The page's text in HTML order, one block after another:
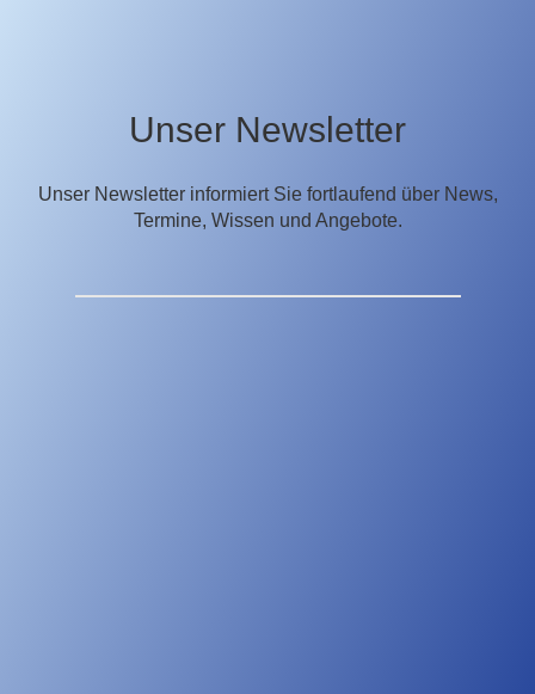
Unser Newsletter
Unser Newsletter informiert Sie fortlaufend über News,
Termine, Wissen und Angebote.